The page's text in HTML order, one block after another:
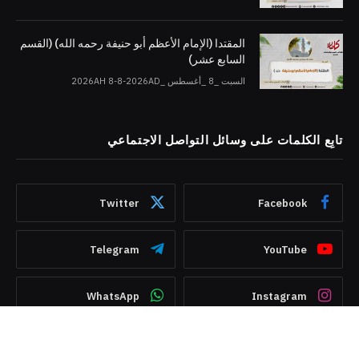
المقتدا (الإمام الأعظم أبو حنيفة رحمه الله) (القسم
السابع عشر)
السبت _8 _أغسطس _2026AH 8-8-2026AD
تابِع الكلمات على وسائل التواصل الاجتماعي
Facebook
Twitter
YouTube
Telegram
Instagram
WhatsApp